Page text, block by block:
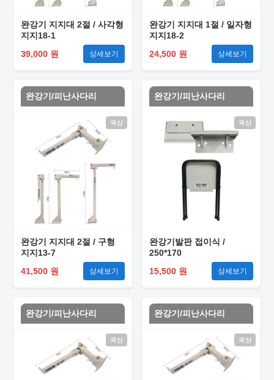
완강기 지지대 2절 / 사각형
지지18-1
39,000 원
상세보기
완강기 지지대 1절 / 일자형
지지18-2
24,500 원
상세보기
완강기/피난사다리
국산
완강기 지지대 2절 / 구형
지지13-7
41,500 원
상세보기
완강기/피난사다리
국산
완강기발판 접이식 /
250*170
15,500 원
상세보기
완강기/피난사다리
국산
완강기/피난사다리
국산